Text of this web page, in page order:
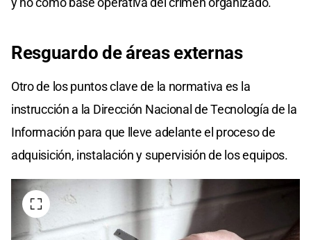
Resguardo de áreas externas
Otro de los puntos clave de la normativa es la
instrucción a la Dirección Nacional de Tecnología de la
Información para que lleve adelante el proceso de
adquisición, instalación y supervisión de los equipos.